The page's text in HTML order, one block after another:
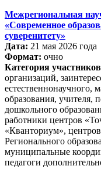
Межрегиональная
«Современное
суверенитету»
Дата: 21 мая 2026 года
Формат: очно
Категория
организаций,
естественнонаучного,
образования, учителя,
дошкольного
работники центров
«Кванториум»,
Регионального
муниципальные
педагоги